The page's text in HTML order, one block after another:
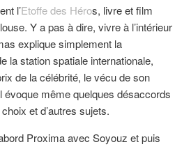
l’Etoffe des Héros, livre et film
Y a pas à dire, vivre à l’intérieur
explique simplement la
la station spatiale internationale,
de la célébrité, le vécu de son
évoque même quelques désaccords
et d’autres sujets.
Proxima avec Soyouz et puis